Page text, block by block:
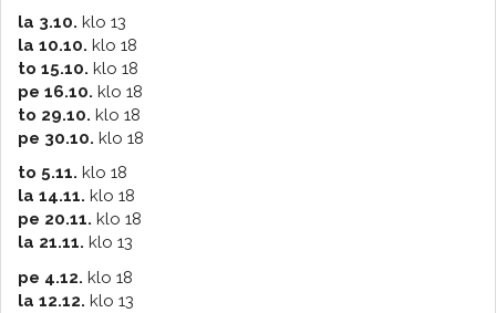
la 3.10. klo 13
la 10.10. klo 18
to 15.10. klo 18
pe 16.10. klo 18
to 29.10. klo 18
pe 30.10. klo 18
to 5.11. klo 18
la 14.11. klo 18
pe 20.11. klo 18
la 21.11. klo 13
pe 4.12. klo 18
la 12.12. klo 13